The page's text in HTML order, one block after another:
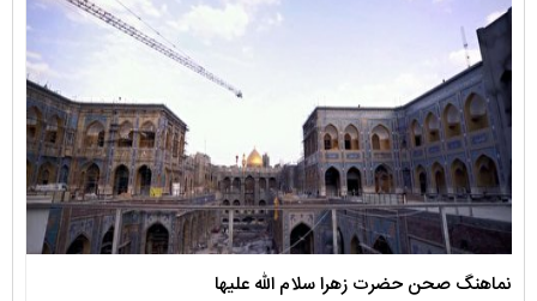
مستند بلند - تارعشق، پود ارادت - قسمت دوم